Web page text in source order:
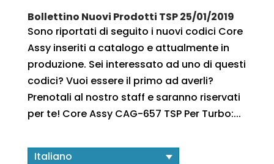
Bollettino Nuovi Prodotti TSP 25/01/2019
Sono riportati di seguito i nuovi codici Core
Assy inseriti a catalogo e attualmente in
produzione. Sei interessato ad uno di questi
codici? Vuoi essere il primo ad averli?
Prenotali al nostro staff e saranno riservati
per te! Core Assy CAG-657 TSP Per Turbo:...
Italiano